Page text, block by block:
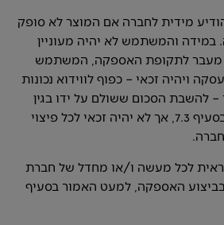
מידית לחברה אם המוצר לא סופק
והמשתמש לא יהיה מעוניין
מעבר לתקופת האספקה, המשתמש
ויהיה זכאי – כפוף לווידוא נכונות
– להשבת הסכום ששולם על ידו בגין
העסקה כמפורט להלן בסעיף 7.3, אך לא יהיה זכאי לכל פיצוי
אחראית לכל מעשה ו/או מחדל של חברת
בביצוע האספקה, למעט האמור בסעיף